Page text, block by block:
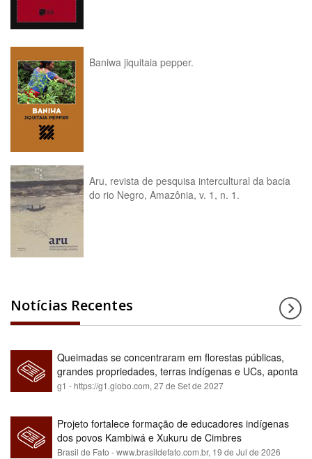
Baniwa jiquitaia pepper.
Aru, revista de pesquisa intercultural da bacia
do rio Negro, Amazônia, v. 1, n. 1.
Notícias Recentes
Queimadas se concentraram em florestas públicas,
grandes propriedades, terras indígenas e UCs, aponta
relatório
g1 - https://g1.globo.com,27 de Set de 2027
Projeto fortalece formação de educadores indígenas
dos povos Kambiwá e Xukuru de Cimbres
Brasil de Fato - www.brasildefato.com.br, 19 de Jul de 2026